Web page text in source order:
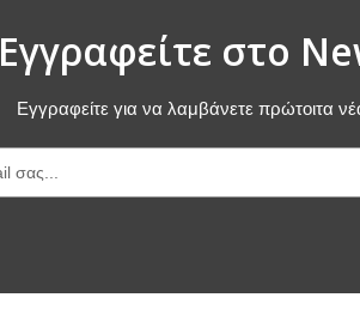
Εγγραφείτε στο
Εγγραφείτε για να λαμβάνετε πρώτοιτα